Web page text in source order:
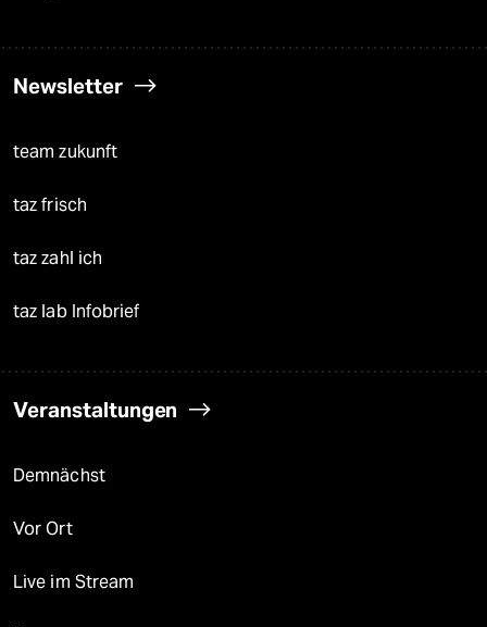
Newsletter
team zukunft
taz frisch
taz zahl ich
taz lab Infobrief
Veranstaltungen
Demnächst
Vor Ort
Live im Stream